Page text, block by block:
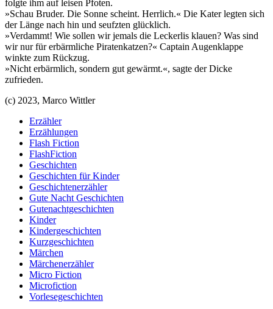
folgte ihm auf leisen Pfoten.
»Schau Bruder. Die Sonne scheint. Herrlich.« Die Kater legten sich
der Länge nach hin und seufzten glücklich.
»Verdammt! Wie sollen wir jemals die Leckerlis klauen? Was sind
wir nur für erbärmliche Piratenkatzen?« Captain Augenklappe
winkte zum Rückzug.
»Nicht erbärmlich, sondern gut gewärmt.«, sagte der Dicke
zufrieden.
(c) 2023, Marco Wittler
Erzähler
Erzählungen
Flash Fiction
FlashFiction
Geschichten
Geschichten für Kinder
Geschichtenerzähler
Gute Nacht Geschichten
Gutenachtgeschichten
Kinder
Kindergeschichten
Kurzgeschichten
Märchen
Märchenerzähler
Micro Fiction
Microfiction
Vorlesegeschichten